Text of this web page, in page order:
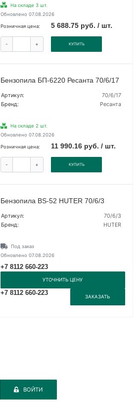
На складе 3 шт.
Обновлено 07.08.2026
Розничная цена: 5 688.75 руб. / шт.
- + КУПИТЬ
Бензопила БП-6220 Ресанта 70/6/17
Артикул:
70/6/17
Бренд:
Ресанта
На складе 2 шт.
Обновлено 07.08.2026
Розничная цена: 11 990.16 руб. / шт.
- + КУПИТЬ
Бензопила BS-52 HUTER 70/6/3
Артикул:
70/6/3
Бренд:
HUTER
Под заказ
Обновлено 07.08.2026
+7 8112 660-223
УТОЧНИТЬ ЦЕНУ
+7 8112 660-223
ЗАКАЗАТЬ
ВОЙТИ